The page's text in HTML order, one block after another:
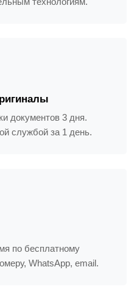
документов 3 дня.
службой за 1 день.
по бесплатному
WhatsApp, email.